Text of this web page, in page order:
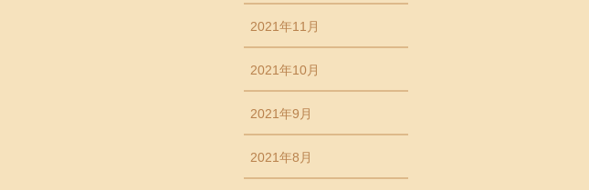
2021年11月
2021年10月
2021年9月
2021年8月